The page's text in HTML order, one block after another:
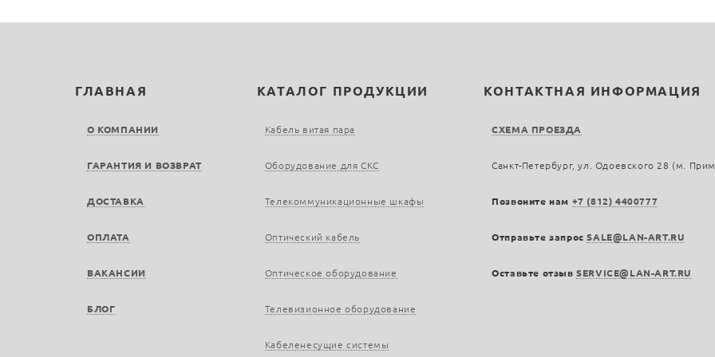
ГЛАВНАЯ
О КОМПАНИИ
ГАРАНТИЯ И ВОЗВРАТ
ДОСТАВКА
ОПЛАТА
ВАКАНСИИ
БЛОГ
КАТАЛОГ ПРОДУКЦИИ
Кабель витая пара
Оборудование для СКС
Телекоммуникационные шкафы
Оптический кабель
Оптическое оборудование
Телевизионное оборудование
Кабеленесущие системы
КОНТАКТНАЯ ИНФОРМАЦИЯ
СХЕМА ПРОЕЗДА
Санкт-Петербург, ул. Одоевского 28 (м.
Позвоните нам +7 (812) 4400777
Отправьте запросSALE@LAN-ART.RU
Оставьте отзывSERVICE@LAN-ART.RU